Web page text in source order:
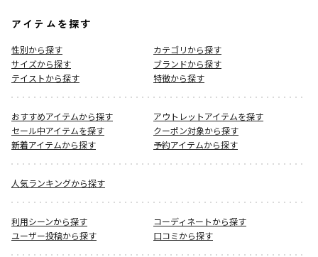
アイテムを探す
性別から探す
カテゴリから探す
サイズから探す
ブランドから探す
テイストから探す
特徴から探す
おすすめアイテムから探す
アウトレットアイテムを探す
セール中アイテムを探す
クーポン対象から探す
新着アイテムから探す
予約アイテムから探す
人気ランキングから探す
利用シーンから探す
コーディネートから探す
ユーザー投稿から探す
口コミから探す